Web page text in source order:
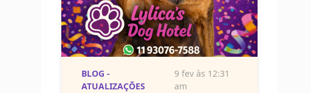
BLOG -
ATUALIZAÇÕES
9 fev às 12:31
am